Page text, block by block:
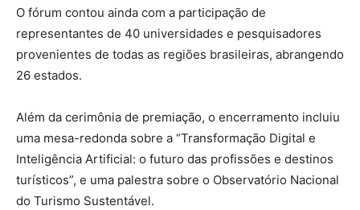
O fórum contou ainda com a participação de
representantes de 40 universidades e pesquisadores
provenientes de todas as regiões brasileiras, abrangendo
26 estados.
Além da cerimônia de premiação, o encerramento incluiu
uma mesa-redonda sobre a “Transformação Digital e
Inteligência Artificial: o futuro das profissões e destinos
turísticos”, e uma palestra sobre o Observatório Nacional
do Turismo Sustentável.